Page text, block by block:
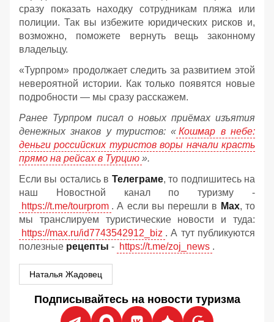
сразу показать находку сотрудникам пляжа или
полиции. Так вы избежите юридических рисков и,
возможно, поможете вернуть вещь законному
владельцу.
«Турпром» продолжает следить за развитием этой
невероятной истории. Как только появятся новые
подробности — мы сразу расскажем.
Ранее Турпром писал о новых приёмах изъятия
денежных знаков у туристов: « Кошмар в небе:
деньги российских туристов воры начали красть
прямо на рейсах в Турцию ».
Если вы остались в Телеграме, то подпишитесь на
наш Новостной канал по туризму -
https://t.me/tourprom . А если вы перешли в Мах, то
мы транслируем туристические новости и туда:
https://max.ru/id7743542912_biz . А тут публикуются
полезные рецепты - https://t.me/zoj_news .
Наталья Жадовец
Подписывайтесь на новости туризма